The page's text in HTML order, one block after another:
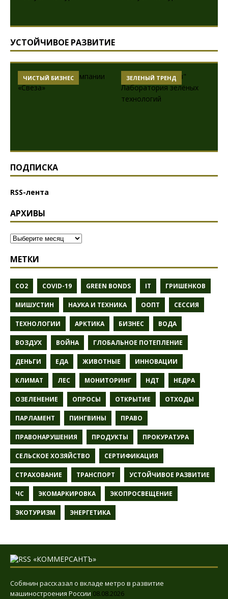
УСТОЙЧИВОЕ РАЗВИТИЕ
ЧИСТЫЙ БИЗНЕС ЗЕЛЕНЫЙ ТРЕНД
ПОДПИСКА
RSS-лента
АРХИВЫ
МЕТКИ
CO2 COVID-19 GREEN BONDS IT ГРИШЕНКОВ
МИШУСТИН НАУКА И ТЕХНИКА ООПТ СЕССИЯ
ТЕХНОЛОГИИ АРКТИКА БИЗНЕС ВОДА
ВОЗДУХ ВОЙНА ГЛОБАЛЬНОЕ ПОТЕПЛЕНИЕ
ДЕНЬГИ ЕДА ЖИВОТНЫЕ ИННОВАЦИИ
КЛИМАТ ЛЕС МОНИТОРИНГ НДТ НЕДРА
ОЗЕЛЕНЕНИЕ ОПРОСЫ ОТКРЫТИЕ ОТХОДЫ
ПАРЛАМЕНТ ПИНГВИНЫ ПРАВО
ПРАВОНАРУШЕНИЯ ПРОДУКТЫ ПРОКУРАТУРА
СЕЛЬСКОЕ ХОЗЯЙСТВО СЕРТИФИКАЦИЯ
СТРАХОВАНИЕ ТРАНСПОРТ УСТОЙЧИВОЕ РАЗВИТИЕ
ЧС ЭКОМАРКИРОВКА ЭКОПРОСВЕЩЕНИЕ
ЭКОТУРИЗМ ЭНЕРГЕТИКА
«КОММЕРСАНТЪ»
Собянин рассказал о вкладе метро в развитие
машиностроения России 08.08.2026